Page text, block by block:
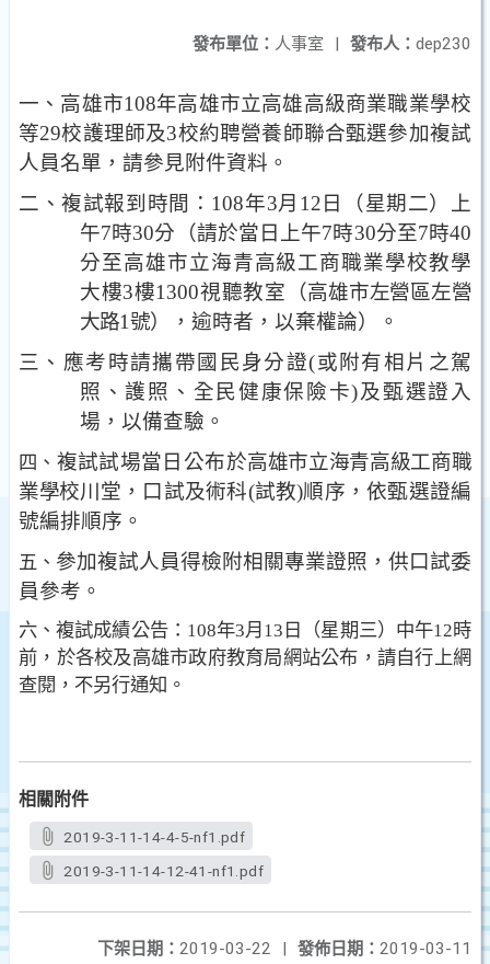
發布人： dep230
發布單位： 人事室 |
一、高雄市108年高雄市立高雄高級商業職業學校
等29校護理師及3校約聘營養師聯合甄選參加複試
人員名單，請參見附件資料。
二、複試報到時間： 108年3月 12 日（星期二）上
午7時30分 （請於當日上午7時30分至7時40
分至高雄市立海青高級工商職業學校教學
大樓3樓1300視聽教室（高雄市左營區左營
大路1號），逾時者，以棄權論）。
三 、 應考時請攜帶國民身分證(或附有相片之駕
照、護照、全民健康保險卡)及甄選證入
場，以備查驗。
四 、 複試試場當日公布於高雄市立海青高級工商職
業學校川堂，口試及術科(試教)順序，依甄選證編
號編排順序。
五、 參加複試人員得檢附相關專業證照，供口試委
員參考。
六、複試成績公告： 108年3月 13 日（星期三）中午12時
前，於各校及高雄市政府教育局網站公布，請自行上網
查閱，不另行通知。
相關附件
2019-3-11-14-4-5-nf1.pdf
2019-3-11-14-12-41-nf1.pdf
發佈日期： 2019-03-11
下架日期： 2019-03-22
|